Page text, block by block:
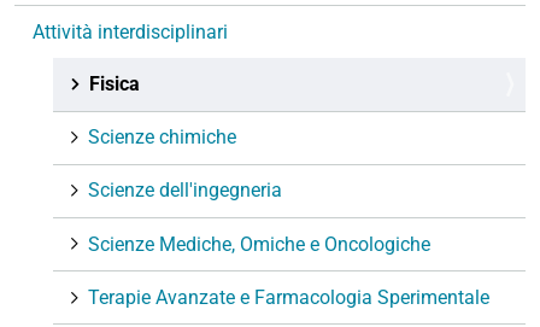
Attività interdisciplinari
Fisica
Scienze chimiche
Scienze dell'ingegneria
Scienze Mediche, Omiche e Oncologiche
Terapie Avanzate e Farmacologia Sperimentale